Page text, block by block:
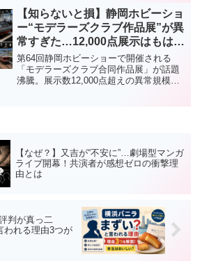
【知らないと損】静岡ホビーショ
ー“モデラーズクラブ作品展”が異
常すぎた…12,000点展示はもはや
美術館レベル
第64回静岡ホビーショーで開催される
「モデラーズクラブ合同作品展」が話題
沸騰。展示数12,000点超えの異常規模と
【なぜ？】又吉が“不安に”…劇場型マンガ
ライブ開幕！共演者が感想ゼロの衝撃理
由とは
判が真っ二
われる理由3つが